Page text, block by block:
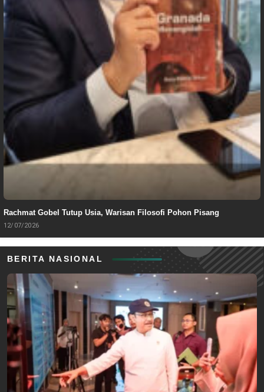
Rachmat Gobel Tutup Usia, Warisan Filosofi Pohon Pisang
12/07/2026
BERITA NASIONAL